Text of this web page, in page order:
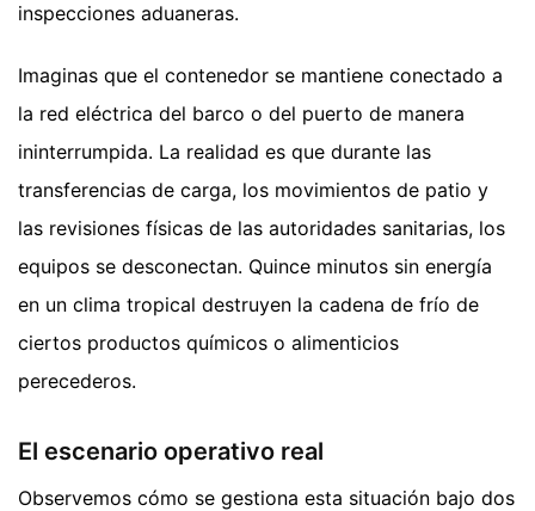
inspecciones aduaneras.
Imaginas que el contenedor se mantiene conectado a
la red eléctrica del barco o del puerto de manera
ininterrumpida. La realidad es que durante las
transferencias de carga, los movimientos de patio y
las revisiones físicas de las autoridades sanitarias, los
equipos se desconectan. Quince minutos sin energía
en un clima tropical destruyen la cadena de frío de
ciertos productos químicos o alimenticios
perecederos.
El escenario operativo real
Observemos cómo se gestiona esta situación bajo dos